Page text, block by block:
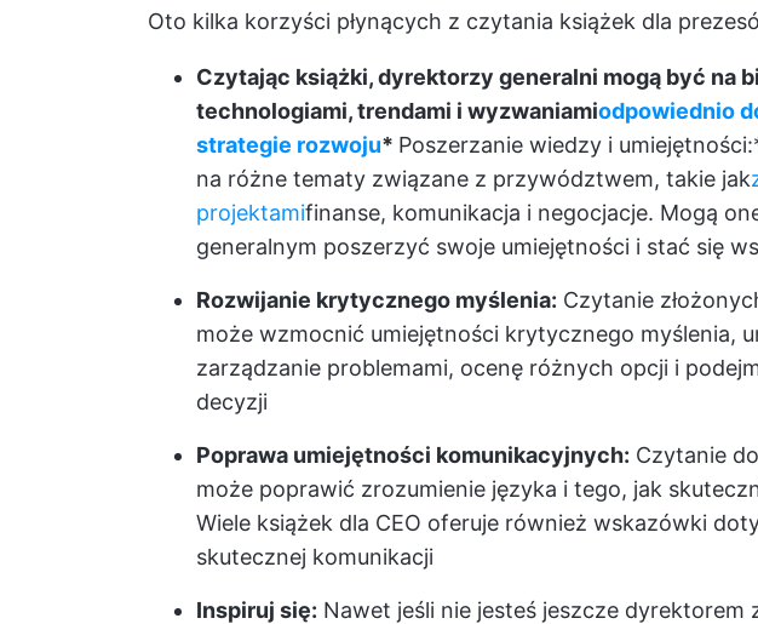
Oto kilka korzyści płynących z czytania książek dla
Czytając książki, dyrektorzy generalni mogą być na
technologiami, trendami i wyzwaniamiodpowiednio
strategie rozwoju* Poszerzanie wiedzy i
na różne tematy związane z przywództwem, takie jak
projektamifinanse, komunikacja i negocjacje. Mogą
generalnym poszerzyć swoje umiejętności i stać się
Rozwijanie krytycznego myślenia: Czytanie
może wzmocnić umiejętności krytycznego myślenia,
zarządzanie problemami, ocenę różnych opcji i
decyzji
Poprawa umiejętności komunikacyjnych: Czytanie
może poprawić zrozumienie języka i tego, jak
Wiele książek dla CEO oferuje również wskazówki
skutecznej komunikacji
Inspiruj się: Nawet jeśli nie jesteś jeszcze dyrektorem